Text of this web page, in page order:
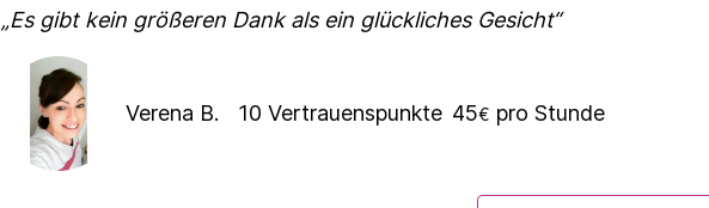
Es gibt kein größeren Dank als ein glückliches Gesicht
Verena B. 10 Vertrauenspunkte 45€ pro Stunde